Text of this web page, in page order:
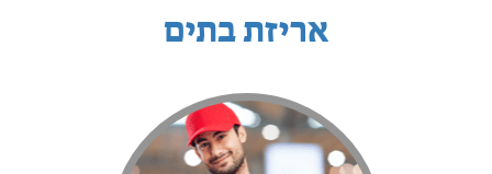
אריזת בתים